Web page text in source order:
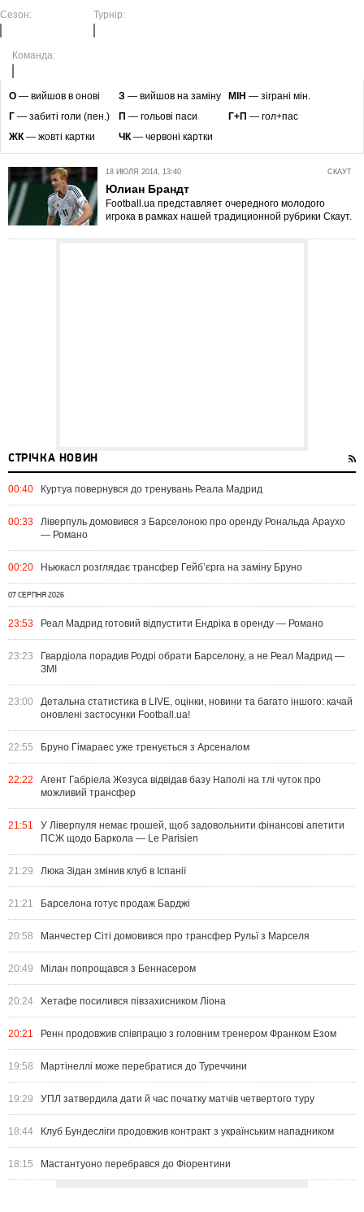
Сезон: Турнір:
Команда:
O — вийшов в онові З — вийшов на заміну МІН — зіграні мін.
Г — забиті голи (пен.) П — гольові паси Г+П — гол+пас
ЖК— жовті картки ЧК— червоні картки
СКАУТ
18 ИЮЛЯ 2014, 13:40
Юлиан Брандт
Football.ua представляет очередного молодого
игрока в рамках нашей традиционной рубрики Скаут.
СТРІЧКА НОВИН
00:40 Куртуа повернувся до тренувань Реала Мадрид
00:33
Ліверпуль домовився з Барселоною про оренду Рональда Араухо
— Романо
00:20 Ньюкасл розглядає трансфер Гейб’єрга на заміну Бруно
07 СЕРПНЯ 2026
23:53 Реал Мадрид готовий відпустити Ендріка в оренду — Романо
23:23
Гвардіола порадив Родрі обрати Барселону, а не Реал Мадрид —
ЗМІ
23:00
Детальна статистика в LIVE, оцінки, новини та багато іншого: качай
оновлені застосунки Football.ua!
22:55 Бруно Гімараес уже тренується з Арсеналом
22:22
Агент Габріела Жезуса відвідав базу Наполі на тлі чуток про
можливий трансфер
21:51
У Ліверпуля немає грошей, щоб задовольнити фінансові апетити
ПСЖ щодо Баркола — Le Parisien
21:29 Люка Зідан змінив клуб в Іспанії
21:21 Барселона готує продаж Барджі
20:58 Манчестер Сіті домовився про трансфер Рульї з Марселя
20:49 Мілан попрощався з Беннасером
20:24 Хетафе посилився півзахисником Ліона
20:21 Ренн продовжив співпрацю з головним тренером Франком Езом
19:58 Мартінеллі може перебратися до Туреччини
19:29 УПЛ затвердила дати й час початку матчів четвертого туру
18:44 Клуб Бундесліги продовжив контракт з українським нападником
18:15 Мастантуоно перебрався до Фіорентини